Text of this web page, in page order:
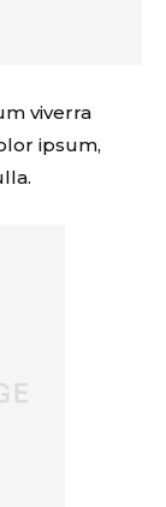
viverra
ipsum,